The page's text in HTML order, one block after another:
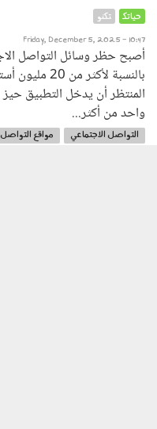
حياتك تكنو
Friday, December 5, 2025 - 10:47
أصبح حظر وسائل التواصل
المنتظر أن يدخل التطبيق حيز
واحد من أكثر...
التواصل الاجتماعي مواقع